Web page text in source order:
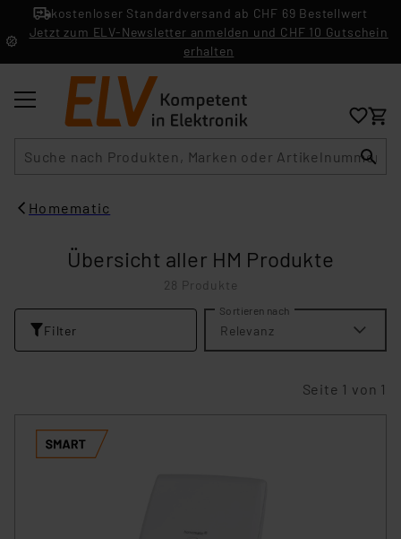
kostenloser Standardversand ab CHF 69 Bestellwert
Jetzt zum ELV-Newsletter anmelden und CHF 10 Gutschein
erhalten
Homematic
Übersicht aller HM Produkte
28 Produkte
Filter
Sortieren nach
Relevanz
Seite 1 von 1